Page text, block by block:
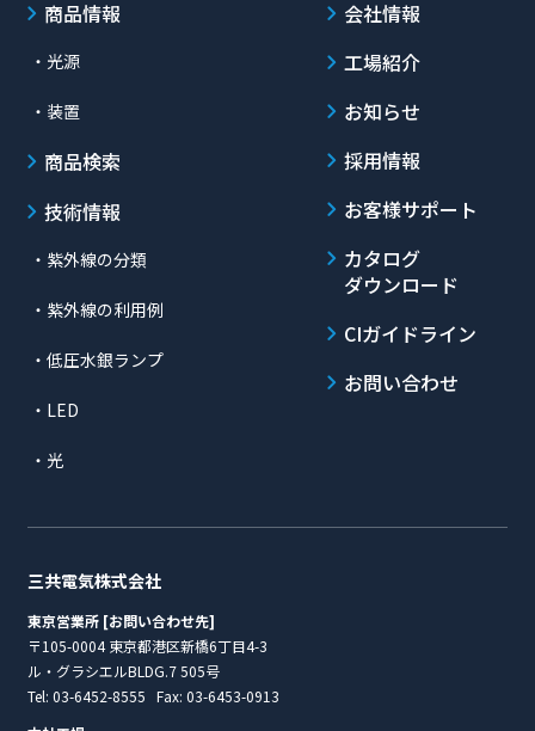
商品情報
・光源
・装置
商品検索
技術情報
・紫外線の分類
・紫外線の利用例
・低圧水銀ランプ
・LED
・光
会社情報
工場紹介
お知らせ
採用情報
お客様サポート
カタログ
ダウンロード
CIガイドライン
お問い合わせ
三共電気株式会社
東京営業所 [お問い合わせ先]
〒105-0004 東京都港区新橋6丁目4-3
ル・グラシエルBLDG.7 505号
Tel: 03-6452-8555 Fax: 03-6453-0913